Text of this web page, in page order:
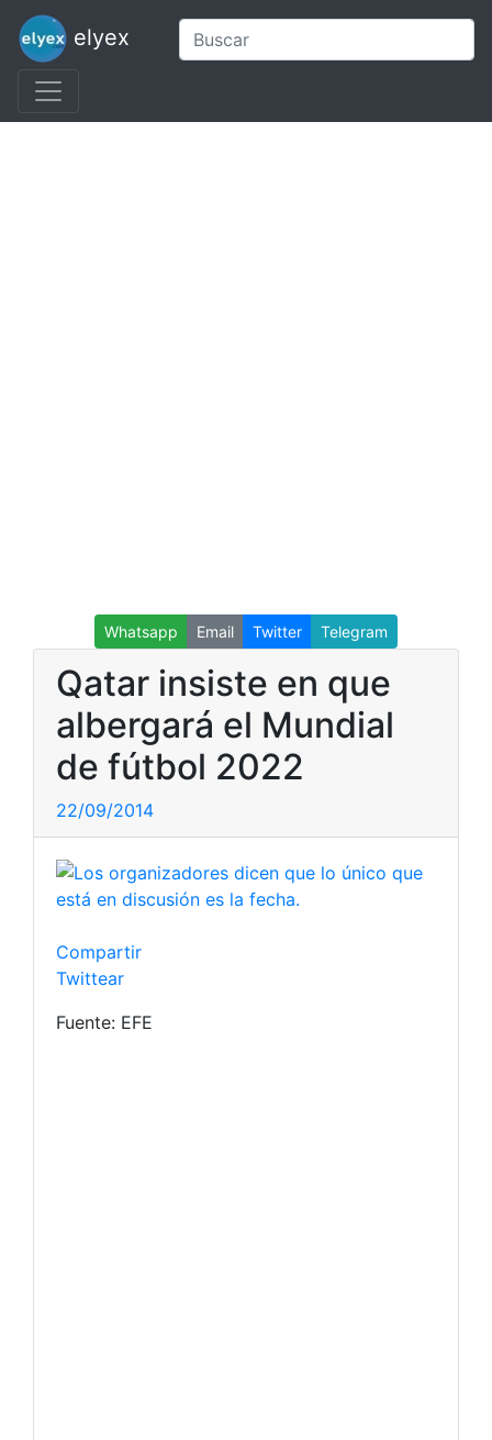
elyex
Whatsapp Email Twitter Telegram
Qatar insiste en que
albergará el Mundial
de fútbol 2022
22/09/2014
Compartir
Twittear
Fuente: EFE